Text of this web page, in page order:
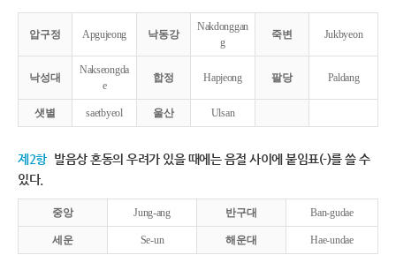
압구정 Apgujeong 낙동강
Nakdonggan
g
죽변 Jukbyeon
낙성대
Nakseongda
e
합정 Hapjeong 팔당 Paldang
샛별 saetbyeol 울산 Ulsan
제2항 발음상 혼동의 우려가 있을 때에는 음절 사이에 붙임표(-)를 쓸 수
있다.
중앙 Jung-ang 반구대 Ban-gudae
세운 Se-un 해운대 Hae-undae